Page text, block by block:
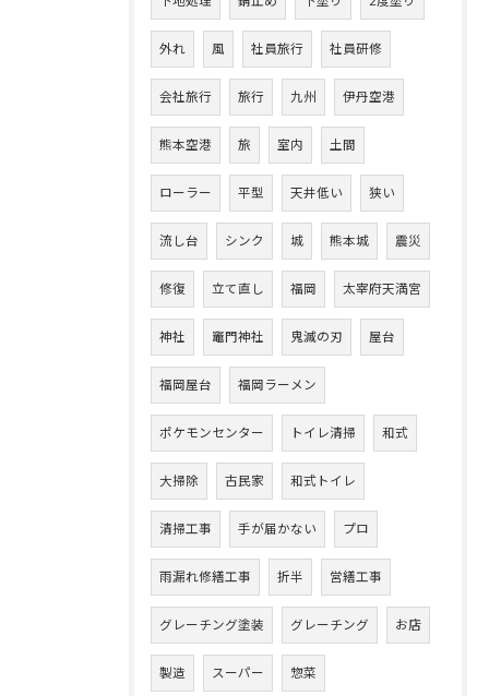
外れ 風 社員旅行 社員研修
会社旅行 旅行 九州 伊丹空港
熊本空港 旅 室内 土間
ローラー 平型 天井低い 狭い
流し台 シンク 城 熊本城 震災
修復 立て直し 福岡 太宰府天満宮
神社 竈門神社 鬼滅の刃 屋台
福岡屋台 福岡ラーメン
ポケモンセンター トイレ清掃 和式
大掃除 古民家 和式トイレ
清掃工事 手が届かない プロ
雨漏れ修繕工事 折半 営繕工事
グレーチング塗装 グレーチング お店
製造 スーパー 惣菜